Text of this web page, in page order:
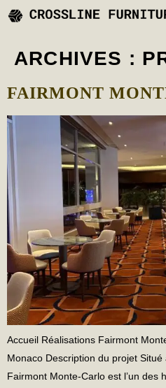
ARCHIVES :
FAIRMONT
Accueil Réalisations Fairmont
Monaco Description du projet
Fairmont Monte-Carlo est l’un des